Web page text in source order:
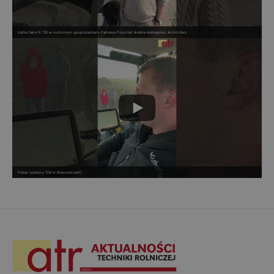
Valtra Serie N 135 w rodzinnym gospodarstwie Państwa Pszonka! #valtra #atrexpress #rolnictwo
Pokaz systemu TIM w Braszowicach!